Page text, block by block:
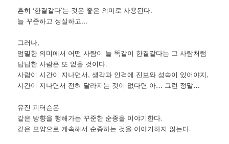
흔히 ‘한결같다’는 것은 좋은 의미로 사용된다.
늘 꾸준하고 성실하고…
그러나,
엄밀한 의미에서 어떤 사람이 늘 똑같이 한결같다는 그 사람처럼
답답한 사람은 또 없을 것이다.
사람이 시간이 지나면서, 생각과 인격에 진보와 성숙이 있어야지,
시간이 지나면서 전혀 달라지는 것이 없다면 아… 그런 정말…
유진 피터슨은
같은 방향을 행해가는 꾸준한 순종을 이야기한다.
같은 모양으로 계속해서 순종하는 것을 이야기하지 않는다.